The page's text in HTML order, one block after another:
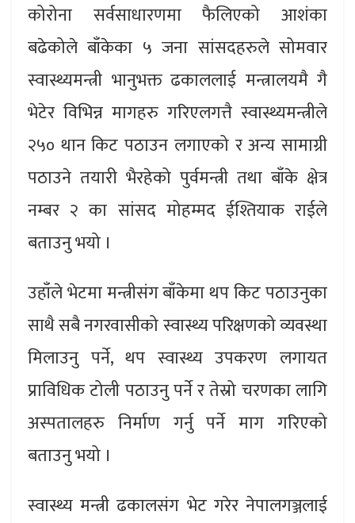
कोरोना सर्वसाधारणमा फैलिएको आशंका
बढेकोले बाँकेका ५ जना सांसदहरुले सोमवार
स्वास्थ्यमन्त्री भानुभक्त ढकाललाई मन्त्रालयमै गै
भेटेर विभिन्न मागहरु गरिएलगत्तै स्वास्थ्यमन्त्रीले
२५० थान किट पठाउन लगाएको र अन्य सामाग्री
पठाउने तयारी भैरहेको पुर्वमन्त्री तथा बाँके क्षेत्र
नम्बर २ का सांसद मोहम्मद ईश्तियाक राईले
बताउनु भयो ।
उहाँले भेटमा मन्त्रीसंग बाँकेमा थप किट पठाउनुका
साथै सबै नगरवासीको स्वास्थ्य परिक्षणको व्यवस्था
मिलाउनु पर्ने, थप स्वास्थ्य उपकरण लगायत
प्राविधिक टोली पठाउनु पर्ने र तेस्रो चरणका लागि
अस्पतालहरु निर्माण गर्नु पर्ने माग गरिएको
बताउनु भयो ।
स्वास्थ्य मन्त्री ढकालसंग भेट गरेर नेपालगञ्जलाई